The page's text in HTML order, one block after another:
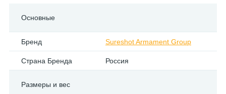
Основные
Бренд Sureshot Armament Group
Страна Бренда Россия
Размеры и вес